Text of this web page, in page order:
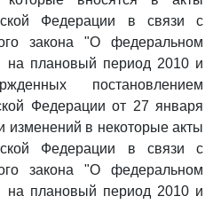
Федерации в связи с
закона "О федеральном
на плановый период 2010 и
постановлением
Федерации от 27 января
изменений в некоторые акты
Федерации в связи с
закона "О федеральном
на плановый период 2010 и